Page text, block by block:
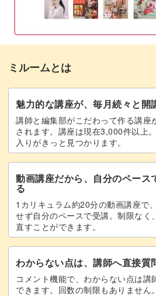
目のアウトラインと口を描く
眉間を描く
細い線の描き方
毛並みを描く
体としっぽのアウトラインを描く
ひげを描く
目に光を入れる
ベースに柄を入れる
マットトップジェルを塗って仕上
ミルームとは
魅力的な講座が、毎月続々と開
講師と編集部がこだわって作る講座
されます。講座は現在3,000件以上
入りがきっと見つかります。
動画講座だから、自分のペース
る
1カリキュラム約20分の動画講座で
せず自分のペースで受講。制限なく
直すことができます。
わからない点は、講師へ直接質
コメント機能で、わからない点は講
できます。回数の制限もありません。